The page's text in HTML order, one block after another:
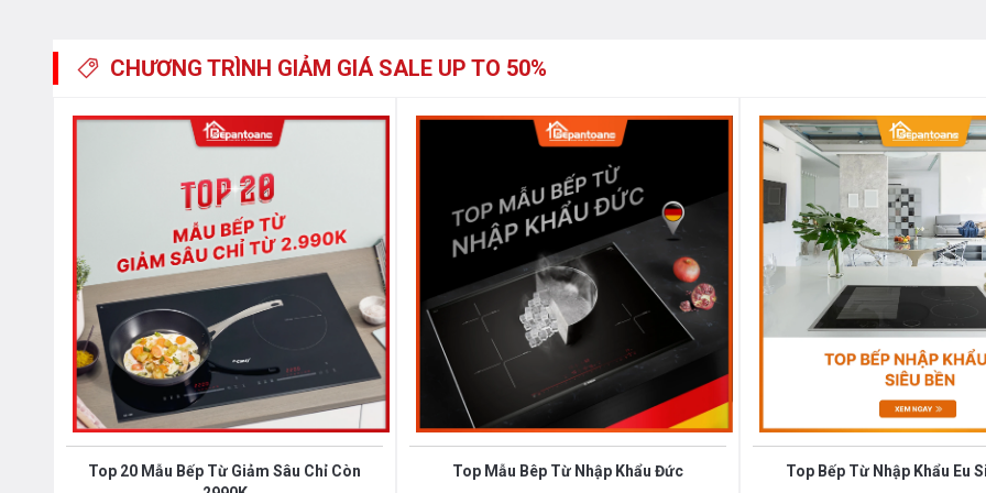
khi sử dụng chức năng Booster công suất lên tới
có công suất là2000Wkhi sử dụng chức năng Booster công suất lên tới
chốc lát sau khi kích hoạt tính năng này, nhiệt lượng trên vùng nấu từ tăng lên công suất tương
đương với mức nhiệt lượng lớn nhất. Do đó, các món ăn được nấu chín nhanh hơn, tiết kiệm thời
gian vào bếp cho chị em nội trợ. Chức năng Booster nấu siêu nhanh, tuy nhiên thời gian tối đa
mặc định dùng chức năng này là 10 phút / lần tránh quá tải.
Toàn cảnh - Bếp từ Binova BI-808TL - Nhập khẩu nguyên chiếc từ Thái Lan
Bếp từ Binova BI-808TL được trang bị công nghệ Inverterthông minh vượt trội giúp làm giảm
lượng tiêu thụ điện của các sản phẩm có sử dụng lõi từ của bếp từ. Ngoài ra công
nghệInverter
còn giúp bếp từ điều chỉnh mức công suất phù hợp để không làm tiêu thụ nhiều
điện năng. Bếp từ Binova BI-808TL với cảm biến thông minh sẽ cố định công suất tiêu thụ điện
khi đun nấu, không bật tắt liên tục như các bếp từ thông thường khác (tự động điều chỉnh liên
CHƯƠNG TRÌNH GIẢM GIÁ SALE UP TO 50%
Top 20 Mẫu Bếp Từ Giảm Sâu Chỉ Còn
Top Mẫu Bêp Từ Nhập Khẩu Đức Top Bếp Từ Nhập Khẩu Eu